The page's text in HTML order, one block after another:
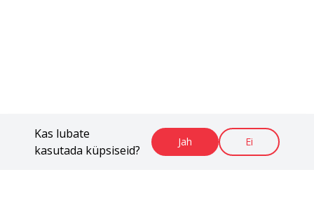
Kas lubate
kasutada küpsiseid?
Jah Ei